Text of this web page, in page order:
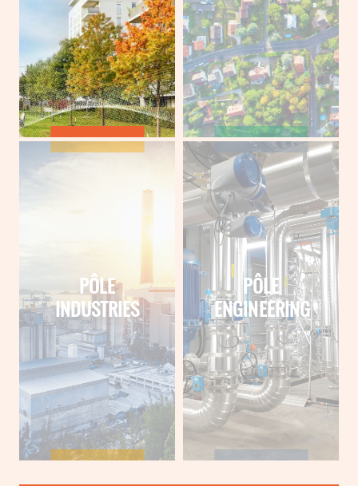
PÔLE
INDUSTRIES
PÔLE
ENGINEERING